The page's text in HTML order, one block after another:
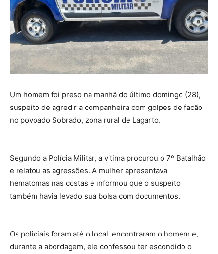
Um homem foi preso na manhã do último domingo (28),
suspeito de agredir a companheira com golpes de facão
no povoado Sobrado, zona rural de Lagarto.
Segundo a Polícia Militar, a vítima procurou o 7º Batalhão
e relatou as agressões. A mulher apresentava
hematomas nas costas e informou que o suspeito
também havia levado sua bolsa com documentos.
Os policiais foram até o local, encontraram o homem e,
durante a abordagem, ele confessou ter escondido o